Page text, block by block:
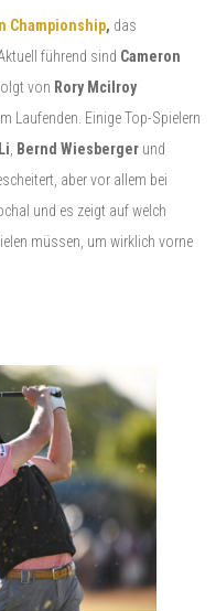
Championship, das
führend sind Cameron
von Rory Mcilroy
Laufenden. Einige Top-Spielern
Bernd Wiesberger und
aber vor allem bei
und es zeigt auf welch
müssen, um wirklich vorne